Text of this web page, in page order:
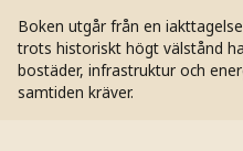
Boken utgår från en
trots historiskt högt välstånd
bostäder, infrastruktur och
samtiden kräver.